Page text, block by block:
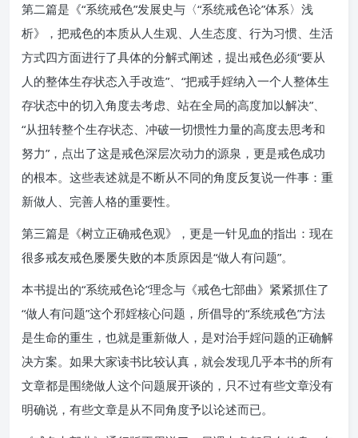
第二篇是《“系统戒色”发展史与〈“系统戒色论”体系〉浅
析》，把戒色的本质从人生观、人生态度、行为习惯、生活
方式四方面进行了具体的分解式阐述，提出戒色必须“要从
人的整体生存状态入手改造”、“把戒手婬纳入一个人整体生
存状态中的切入角度去考虑、站在全局的高度加以解决”、
“从扭转整个生存状态、冲破一切惯性力量的高度去思考和
努力”，点出了这是戒色深层次动力的源泉，更是戒色成功
的根本。这些表述就是不断从不同的角度反复说一件事：重
新做人、完善人格的重要性。
第三篇是《树立正确戒色观》，更是一针见血的指出：现在
很多戒友戒色屡屡失败的本质原因是“做人有问题”。
本书提出的“系统戒色论”理念与《戒色七部曲》紧紧抓住了
“做人有问题”这个邪婬核心问题，所倡导的“系统戒色”方法
是生命的重生，也就是重新做人，是对治手婬问题的正确解
决方案。如果大家读书比较认真，就会发现几乎本书的所有
文章都是围绕做人这个问题展开谈的，只不过有些文章没有
明确说，有些文章是从不同角度予以论述而已。